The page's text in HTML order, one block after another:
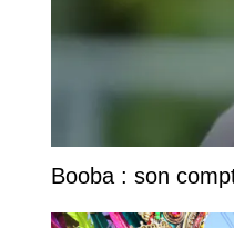
Booba : son